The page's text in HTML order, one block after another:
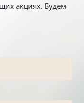
акциях. Будем